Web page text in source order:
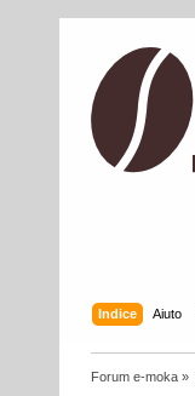
Indice Aiuto
Forum e-moka »